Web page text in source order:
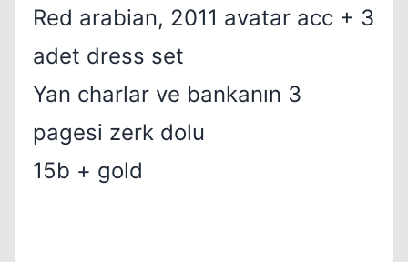
Red arabian, 2011 avatar acc + 3
adet dress set
Yan charlar ve bankanın 3
pagesi zerk dolu
15b + gold